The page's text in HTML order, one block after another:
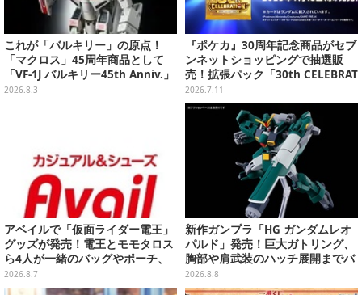
これが「バルキリー」の原点！
「マクロス」45周年商品として
「VF-1J バルキリー45th Anniv.」
が予約開始
2026.8.3
『ポケカ』30周年記念商品がセブ
ンネットショッピングで抽選販
売！拡張パック「30th CELEBRAT
ION」と「エーフィ・ブラッキー
セット」が対象
2026.7.11
アベイルで「仮面ライダー電王」
グッズが発売！電王とモモタロス
ら4人が一緒のバッグやポーチ、
収納ボックスも
2026.8.7
新作ガンプラ「HG ガンダムレオ
パルド」発売！巨大ガトリング、
胸部や肩武装のハッチ展開までバ
ッチリ
2026.8.8